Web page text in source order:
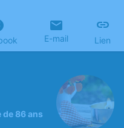
E-mail Lien
86 ans